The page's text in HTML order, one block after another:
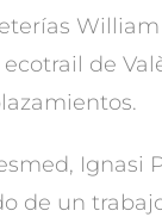
de
Ignasi
de un